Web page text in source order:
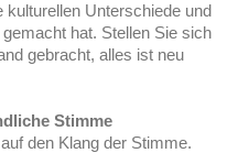
Unterschiede und
hat. Stellen Sie sich
gebracht, alles ist neu
Stimme
den Klang der Stimme.